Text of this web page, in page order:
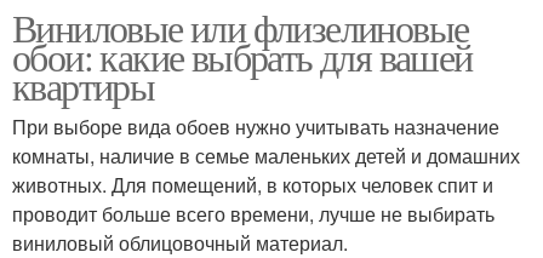
Виниловые или флизелиновые
обои: какие выбрать для вашей
квартиры
При выборе вида обоев нужно учитывать назначение
комнаты, наличие в семье маленьких детей и домашних
животных. Для помещений, в которых человек спит и
проводит больше всего времени, лучше не выбирать
виниловый облицовочный материал.